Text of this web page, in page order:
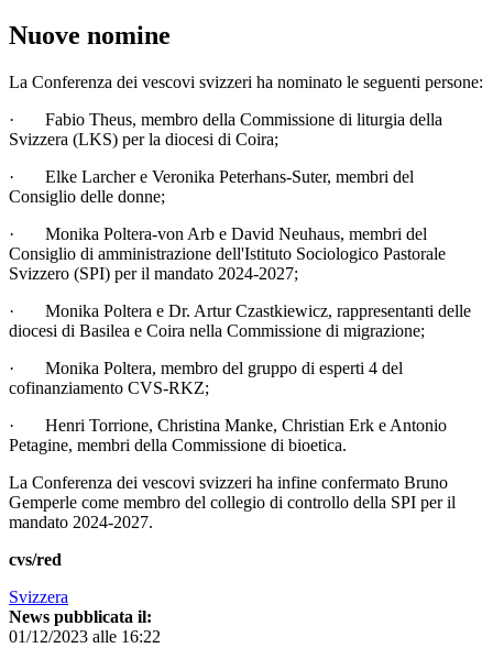
Nuove nomine
La Conferenza dei vescovi svizzeri ha nominato le seguenti persone:
· Fabio Theus, membro della Commissione di liturgia della
Svizzera (LKS) per la diocesi di Coira;
· Elke Larcher e Veronika Peterhans-Suter, membri del
Consiglio delle donne;
· Monika Poltera-von Arb e David Neuhaus, membri del
Consiglio di amministrazione dell'Istituto Sociologico Pastorale
Svizzero (SPI) per il mandato 2024-2027;
· Monika Poltera e Dr. Artur Czastkiewicz, rappresentanti delle
diocesi di Basilea e Coira nella Commissione di migrazione;
· Monika Poltera, membro del gruppo di esperti 4 del
cofinanziamento CVS-RKZ;
· Henri Torrione, Christina Manke, Christian Erk e Antonio
Petagine, membri della Commissione di bioetica.
La Conferenza dei vescovi svizzeri ha infine confermato Bruno
Gemperle come membro del collegio di controllo della SPI per il
mandato 2024-2027.
cvs/red
Svizzera
News pubblicata il:
01/12/2023 alle 16:22